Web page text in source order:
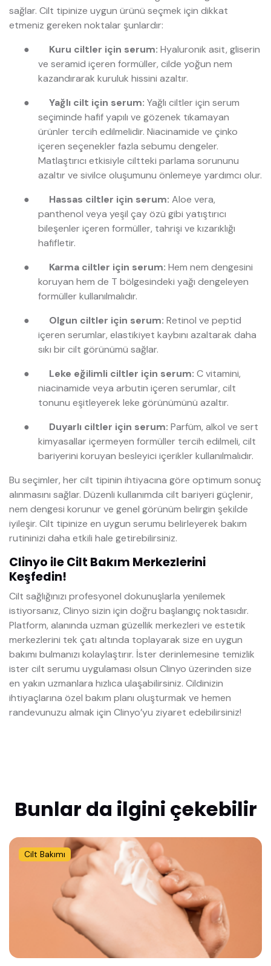
sağlar. Cilt tipinize uygun ürünü seçmek için dikkat
etmeniz gereken noktalar şunlardır:
●
Kuru ciltler için serum: Hyaluronik asit, gliserin
ve seramid içeren formüller, cilde yoğun nem
kazandırarak kuruluk hissini azaltır.
●
Yağlı cilt için serum: Yağlı ciltler için serum
seçiminde hafif yapılı ve gözenek tıkamayan
ürünler tercih edilmelidir. Niacinamide ve çinko
içeren seçenekler fazla sebumu dengeler.
Matlaştırıcı etkisiyle ciltteki parlama sorununu
azaltır ve sivilce oluşumunu önlemeye yardımcı olur.
●
Hassas ciltler için serum: Aloe vera,
panthenol veya yeşil çay özü gibi yatıştırıcı
bileşenler içeren formüller, tahrişi ve kızarıklığı
hafifletir.
●
Karma ciltler için serum: Hem nem dengesini
koruyan hem de T bölgesindeki yağı dengeleyen
formüller kullanılmalıdır.
●
Olgun ciltler için serum: Retinol ve peptid
içeren serumlar, elastikiyet kaybını azaltarak daha
sıkı bir cilt görünümü sağlar.
●
Leke eğilimli ciltler için serum: C vitamini,
niacinamide veya arbutin içeren serumlar, cilt
tonunu eşitleyerek leke görünümünü azaltır.
●
Duyarlı ciltler için serum: Parfüm, alkol ve sert
kimyasallar içermeyen formüller tercih edilmeli, cilt
bariyerini koruyan besleyici içerikler kullanılmalıdır.
Bu seçimler, her cilt tipinin ihtiyacına göre optimum sonuç
alınmasını sağlar. Düzenli kullanımda cilt bariyeri güçlenir,
nem dengesi korunur ve genel görünüm belirgin şekilde
iyileşir. Cilt tipinize en uygun serumu belirleyerek bakım
rutininizi daha etkili hale getirebilirsiniz.
Clinyo ile Cilt Bakım Merkezlerini
Keşfedin!
Cilt sağlığınızı profesyonel dokunuşlarla yenilemek
istiyorsanız, Clinyo sizin için doğru başlangıç noktasıdır.
Platform, alanında uzman güzellik merkezleri ve estetik
merkezlerini tek çatı altında toplayarak size en uygun
bakımı bulmanızı kolaylaştırır. İster derinlemesine temizlik
ister cilt serumu uygulaması olsun Clinyo üzerinden size
en yakın uzmanlara hızlıca ulaşabilirsiniz. Cildinizin
ihtiyaçlarına özel bakım planı oluşturmak ve hemen
randevunuzu almak için Clinyo’yu ziyaret edebilirsiniz!
Bunlar da ilgini çekebilir
Cilt Bakımı